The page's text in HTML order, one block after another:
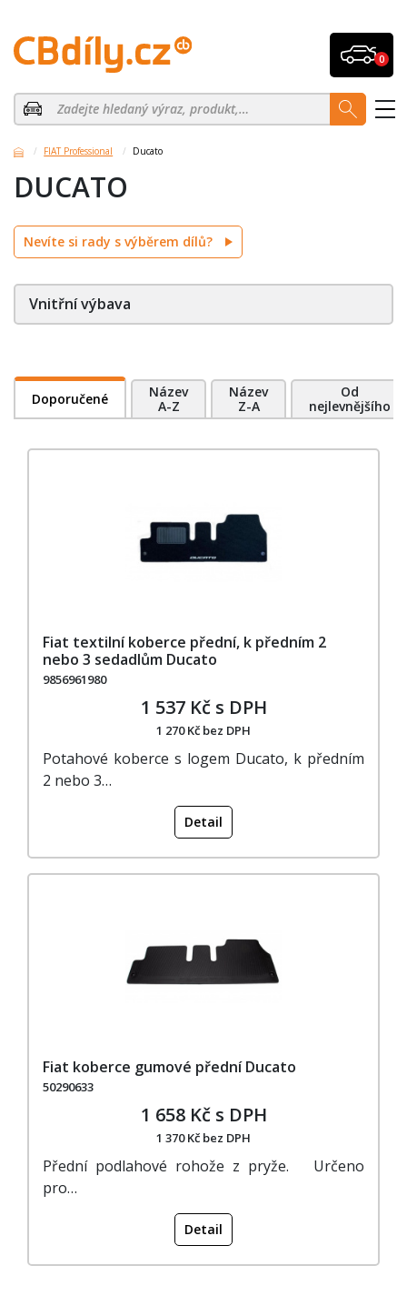
0
FIAT Professional Ducato
DUCATO
Nevíte si rady s výběrem dílů?
Vnitřní výbava
Doporučené
Název
A-Z
Název
Z-A
Od
nejlevnějšího
Fiat textilní koberce přední, k předním 2
nebo 3 sedadlům Ducato
9856961980
1 537 Kč s DPH
1 270 Kč bez DPH
Potahové koberce s logem Ducato, k předním
2 nebo 3…
Detail
Fiat koberce gumové přední Ducato
50290633
1 658 Kč s DPH
1 370 Kč bez DPH
Přední podlahové rohože z pryže. Určeno
pro…
Detail